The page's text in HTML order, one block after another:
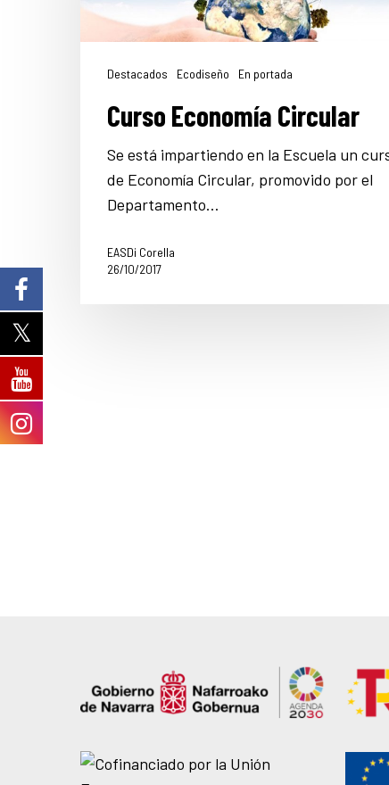
Destacados Ecodiseño En portada
Curso Economía Circular
Se está impartiendo en la Escuela un
de Economía Circular, promovido por el
Departamento…
EASDi Corella
26/10/2017